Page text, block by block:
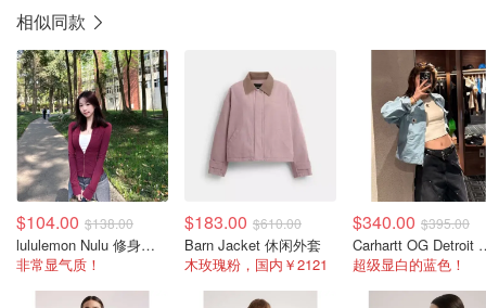
相似同款
$104.00 $138.00
lululemon Nulu 修身短夹克 女士
非常显气质！
$183.00 $610.00
Barn Jacket 休闲外套
木玫瑰粉，国内￥2121
$340.00 $395.00
Carhartt
超级显白的蓝色！